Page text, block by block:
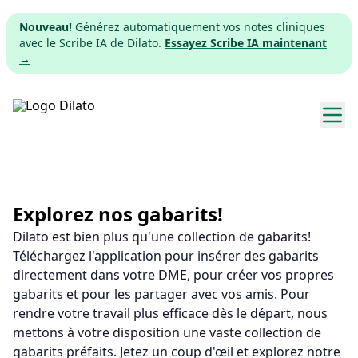
Nouveau! Générez automatiquement vos notes cliniques
avec le Scribe IA de Dilato. Essayez Scribe IA maintenant
→
Tarifs
Télécharger
App web
S'inscrire
Explorez nos gabarits!
Dilato est bien plus qu'une collection de gabarits!
Téléchargez l'application pour insérer des gabarits
directement dans votre DME, pour créer vos propres
gabarits et pour les partager avec vos amis. Pour
rendre votre travail plus efficace dès le départ, nous
mettons à votre disposition une vaste collection de
gabarits préfaits. Jetez un coup d'œil et explorez notre